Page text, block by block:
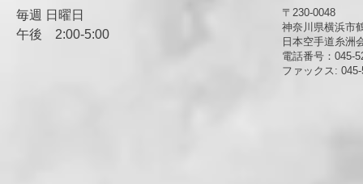
毎週 日曜日
午後 ​2:00-5:00
〒230-0048
神奈川県横浜市
日本空手道糸洲
電話番号：045-
ファックス: